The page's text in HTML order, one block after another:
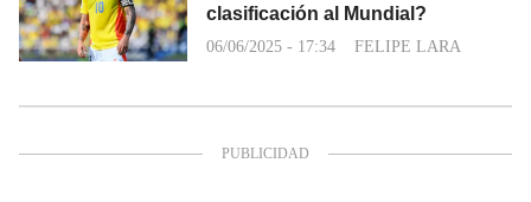
clasificación al Mundial?
06/06/2025 - 17:34 FELIPE LARA